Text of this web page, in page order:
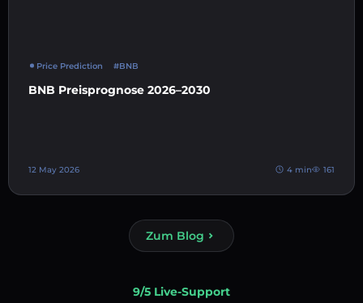
Price Prediction #BNB
BNB Preisprognose 2026–2030
12 May 2026 4 min 161
Zum Blog
9/5 Live-Support